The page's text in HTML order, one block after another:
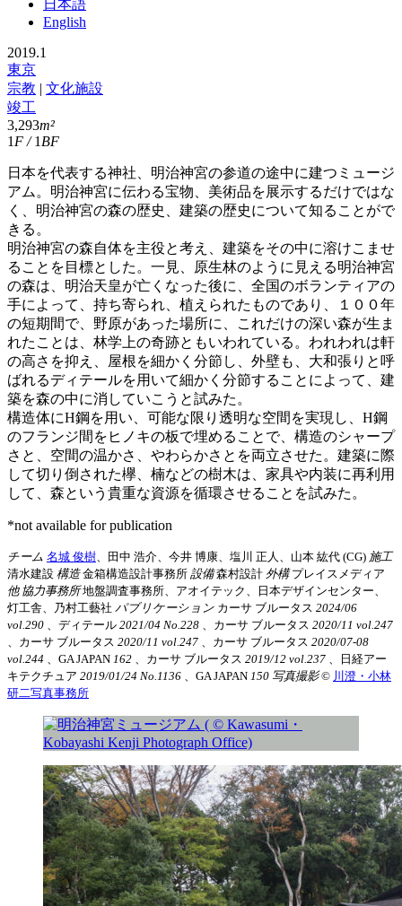
日本語
English
2019.1
東京
宗教 | 文化施設
竣工
3,293m²
1 F /1 BF
日本を代表する神社、明治神宮の参道の途中に建つミュージ
アム。明治神宮に伝わる宝物、美術品を展示するだけではな
く、明治神宮の森の歴史、建築の歴史について知ることがで
きる。
明治神宮の森自体を主役と考え、建築をその中に溶けこませ
ることを目標とした。一見、原生林のように見える明治神宮
の森は、明治天皇が亡くなった後に、全国のボランティアの
手によって、持ち寄られ、植えられたものであり、１００年
の短期間で、野原があった場所に、これだけの深い森が生ま
れたことは、林学上の奇跡ともいわれている。われわれは軒
の高さを抑え、屋根を細かく分節し、外壁も、大和張りと呼
ばれるディテールを用いて細かく分節することによって、建
築を森の中に消していこうと試みた。
構造体にH鋼を用い、可能な限り透明な空間を実現し、H鋼
のフランジ間をヒノキの板で埋めることで、構造のシャープ
さと、空間の温かさ、やわらかさとを両立させた。建築に際
して切り倒された欅、楠などの樹木は、家具や内装に再利用
して、森という貴重な資源を循環させることを試みた。
*not available for publication
チーム 名城 俊樹 、田中 浩介、今井 博康、塩川 正人、山本 紘代 (CG) 施工
清水建設 構造 金箱構造設計事務所 設備 森村設計 外構 プレイスメディア
他 協力事務所 地盤調査事務所、アオイテック、日本デザインセンター、
灯工舎、乃村工藝社 パブリケーション カーサ ブルータス 2024/06
vol.290 、ディテール 2021/04 No.228 、カーサ ブルータス 2020/11 vol.247
、カーサ ブルータス 2020/11 vol.247 、カーサ ブルータス 2020/07-08
vol.244 、GA JAPAN 162 、カーサ ブルータス 2019/12 vol.237 、日経アー
キテクチュア 2019/01/24 No.1136 、GA JAPAN 150 写真撮影 ©︎ 川澄・小林
研二写真事務所